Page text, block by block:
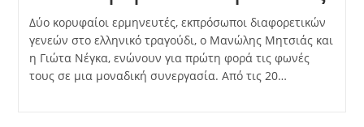
Δύο κορυφαίοι ερμηνευτές, εκπρόσωποι διαφορετικών
γενεών στο ελληνικό τραγούδι, ο Μανώλης Μητσιάς και
η Γιώτα Νέγκα, ενώνουν για πρώτη φορά τις φωνές
τους σε μια μοναδική συνεργασία. Από τις 20…